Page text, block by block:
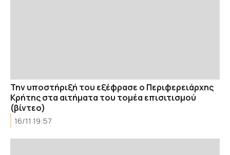
Την υποστήριξή του εξέφρασε ο Περιφερειάρχης
Κρήτης στα αιτήματα του τομέα επισιτισμού
(βίντεο)
16/11 19:57